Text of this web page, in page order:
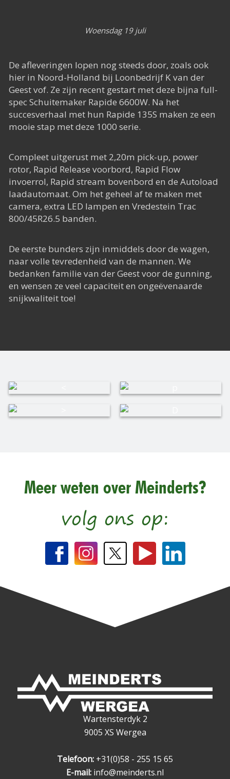
Het digitale tijdperk
Woensdag 19 juli
De afleveringen lopen nog steeds door, zoals ook
hier in Noord-Holland bij Loonbedrijf K van der
Geest vof. Ze zijn recent gestart met deze bijna full-
spec Schuitemaker Rapide 6600W. Na het
succesverhaal met hun Rapide 135S maken ze een
mooie stap met deze 1000 serie.
Compleet uitgerust met 2,20m pick-up, power
rotor, Rapid Release voorbord, Rapid Flow
invoerrol, Rapid stream bovenbord en de Autoload
laadautomaat. Om het geheel af te maken met
camera, extra LED lampen en Vredestein Trac
800/45R26.5 banden.
De eerste bunders zijn inmiddels door de wagen,
naar volle tevredenheid van de mannen. We
bedanken familie van der Geest voor de gunning,
en wensen ze veel capaciteit en ongeëvenaarde
snijkwaliteit toe!
Meer weten over Meinderts?
volg ons op:
Wartensterdyk 2
9005 XS Wergea
Telefoon: +31(0)58 - 255 15 65
E-mail: info@meinderts.nl